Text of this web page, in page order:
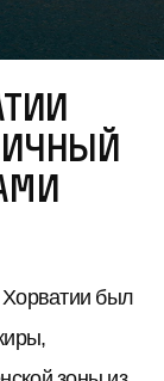
Хорватии был